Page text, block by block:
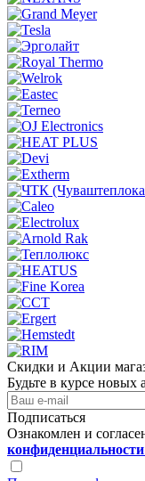
Скидки и Акции
Будьте в курсе
Подписаться
Ознакомлен и